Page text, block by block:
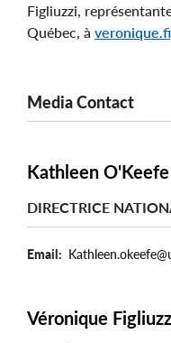
Figliuzzi,
Québec, à
Media Contact
Kathleen O'Keefe
DIRECTRICE
Email
Véronique